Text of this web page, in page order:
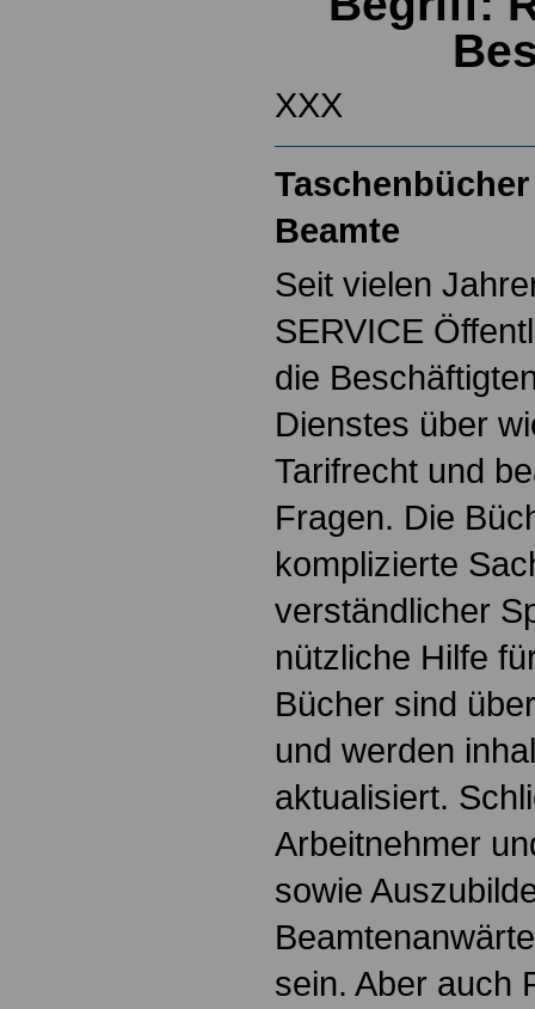
XXX
Beamte
Seit vielen
SERVICE
die
Dienstes über
Tarifrecht und
Fragen. Die
komplizierte
verständlicher
nützliche Hilfe
Bücher sind
und werden
aktualisiert.
Arbeitnehmer
sowie
sein. Aber auch